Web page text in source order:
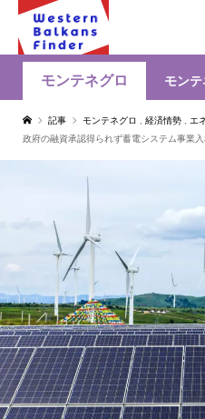
モンテネグロ モン
記事 モンテネグロ 経済情勢 エ
政府の融資承認得られず蓄電システム事業